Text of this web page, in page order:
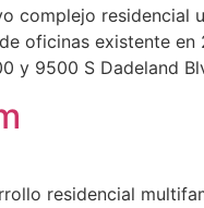
complejo
oficinas existente
y 9500 S Dadeland
residencial